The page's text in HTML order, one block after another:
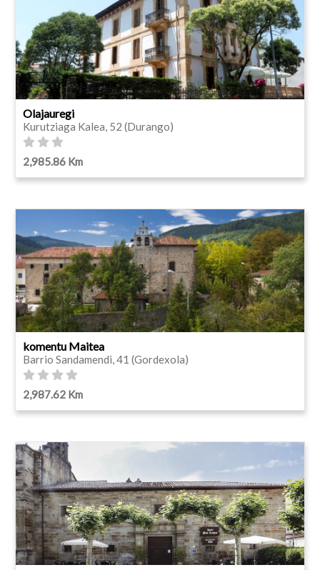
Olajauregi
Kurutziaga Kalea, 52 (Durango)
2,985.86 Km
komentu Maitea
Barrio Sandamendi, 41 (Gordexola)
2,987.62 Km